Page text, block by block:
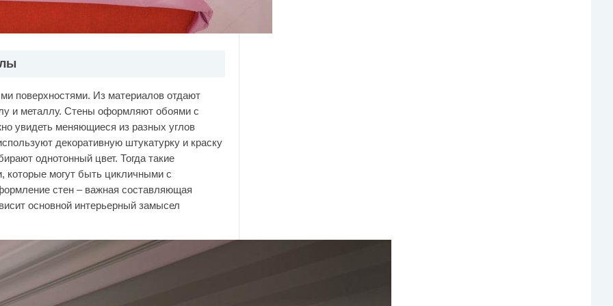
поверхностями. Из материалов отдают
и металлу. Стены оформляют обоями с
увидеть меняющиеся из разных углов
декоративную штукатурку и краску
однотонный цвет. Тогда такие
которые могут быть цикличными с
стен – важная составляющая
основной интерьерный замысел